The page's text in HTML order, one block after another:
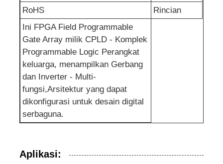
Relai keadaan padat
Antena Komunikasi
Konektor
Chip manajemen daya
RoHS
Rincian
Ini FPGA Field Programmable
Gate Array milik CPLD - Komplek
Programmable Logic Perangkat
keluarga, menampilkan Gerbang
dan Inverter - Multi-
fungsi,Arsitektur yang dapat
dikonfigurasi untuk desain digital
serbaguna.
Aplikasi: